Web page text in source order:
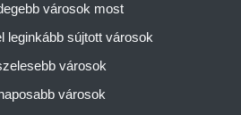
városok most
leginkább sújtott városok
városok
városok